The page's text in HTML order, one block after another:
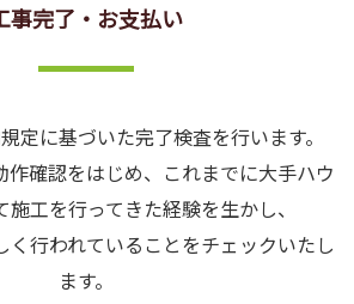
事完了・お支払い
定に基づいた完了検査を行います。
作確認をはじめ、これまでに大手ハウ
施工を行ってきた経験を生かし、
く行われていることをチェックいたし
ます。